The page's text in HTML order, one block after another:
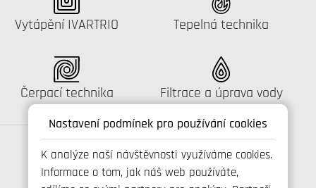
Nastavení podmínek pro používání cookies
K analýze naší návštěvnosti využíváme cookies.
Informace o tom, jak náš web používáte,
Katalog:
Vytápění IVARTRIO Katalog:
Tepelná technika
Katalog:
Čerpací technika Katalog:
Filtrace a úprava vody
Spojte se s námi